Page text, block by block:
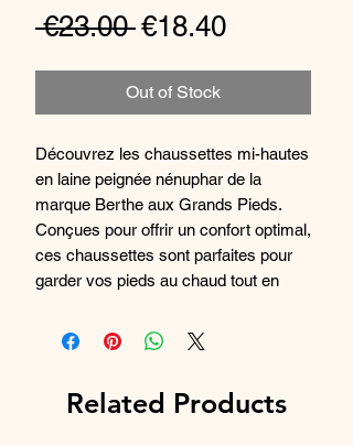
€23.00 Regular
€18.40Sale
Out of Stock
Découvrez les chaussettes mi-hautes
en laine peignée nénuphar de la
marque Berthe aux Grands Pieds.
Conçues pour offrir un confort optimal,
ces chaussettes sont parfaites pour
garder vos pieds au chaud tout en
tenue. La couleur bleu marine apporte
une touche classique et intemporelle à
toutes vos occasions. Fabriquées
Related Products